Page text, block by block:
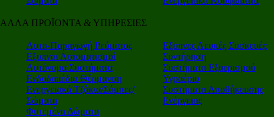
ΑΛΛΑ ΠΡΟΪΟΝΤΑ & ΥΠΗΡΕΣΙΕΣ
Αυτο-Παραγωγή Ρεύματος
Εξυπνοι Αυτοματισμοί
Αυτόνομα Συστήματα
Ενδοδαπέδια Θέρμανση
Ενεργειακά Τζάκια/Σόμπες/
Σώματα
Φυτεμένα Δώματα
Εξυπνες Λευκές Συσκευές
Συντήρηση
Συστήματα Εξαερισμού
Υγραέριο
Συστήματα Αποθήκευσης
Ενέργειας